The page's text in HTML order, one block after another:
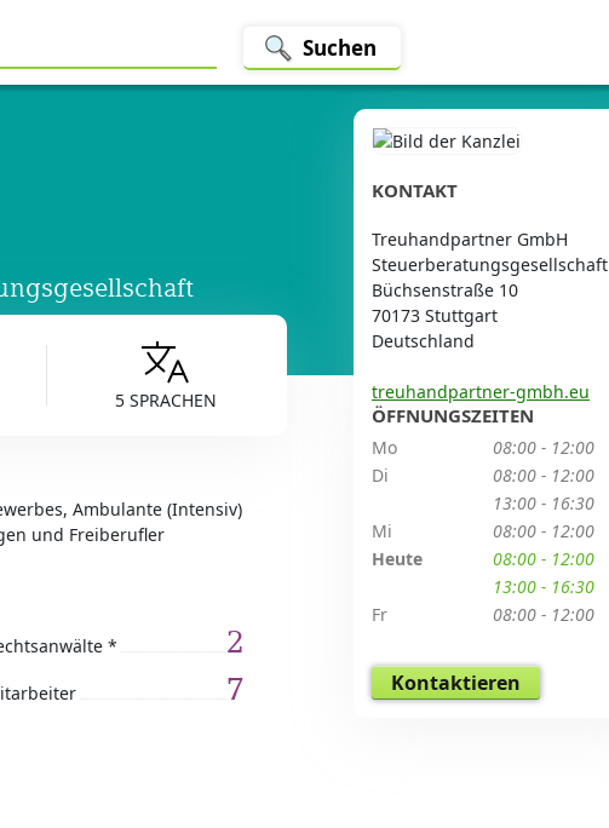
Suchen
5 SPRACHEN
Ambulante (Intensiv)
und Freiberufler
* 2
7
KONTAKT
Treuhandpartner GmbH
Steuerberatungsgesellschaft
Büchsenstraße 10
70173 Stuttgart
Deutschland
treuhandpartner-gmbh.eu
ÖFFNUNGSZEITEN
Mo
08:00 - 12:00
Di
08:00 - 12:00
13:00 - 16:30
Mi
08:00 - 12:00
Heute
08:00 - 12:00
13:00 - 16:30
Fr
08:00 - 12:00
Kontaktieren